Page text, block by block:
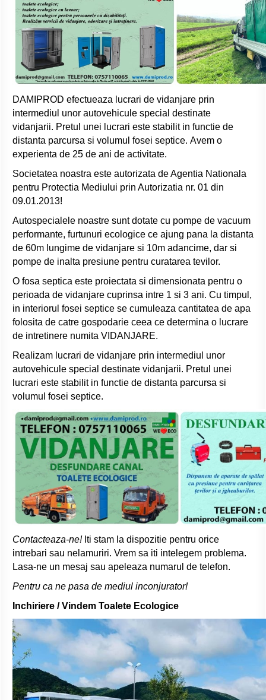
DAMIPROD efectueaza lucrari de vidanjare prin
intermediul unor autovehicule special destinate
vidanjarii. Pretul unei lucrari este stabilit in functie de
distanta parcursa si volumul fosei septice. Avem o
experienta de 25 de ani de activitate.
Societatea noastra este autorizata de Agentia Nationala
pentru Protectia Mediului prin Autorizatia nr. 01 din
09.01.2013!
Autospecialele noastre sunt dotate cu pompe de vacuum
performante, furtunuri ecologice ce ajung pana la distanta
de 60m lungime de vidanjare si 10m adancime, dar si
pompe de inalta presiune pentru curatarea tevilor.
O fosa septica este proiectata si dimensionata pentru o
perioada de vidanjare cuprinsa intre 1 si 3 ani. Cu timpul,
in interiorul fosei septice se cumuleaza cantitatea de apa
folosita de catre gospodarie ceea ce determina o lucrare
de intretinere numita VIDANJARE.
Realizam lucrari de vidanjare prin intermediul unor
autovehicule special destinate vidanjarii. Pretul unei
lucrari este stabilit in functie de distanta parcursa si
volumul fosei septice.
Contacteaza-ne!Iti stam la dispozitie pentru orice
intrebari sau nelamuriri. Vrem sa iti intelegem problema.
Lasa-ne un mesaj sau apeleaza numarul de telefon.
Pentru ca ne pasa de mediul inconjurator!
Inchiriere / Vindem Toalete Ecologice